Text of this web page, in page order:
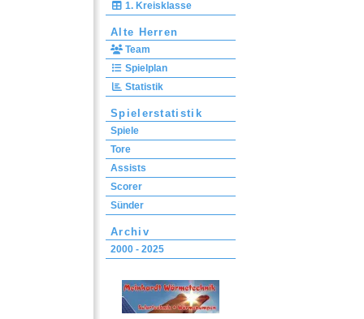
1. Kreisklasse
Alte Herren
Team
Spielplan
Statistik
Spielerstatistik
Spiele
Tore
Assists
Scorer
Sünder
Archiv
2000 - 2025